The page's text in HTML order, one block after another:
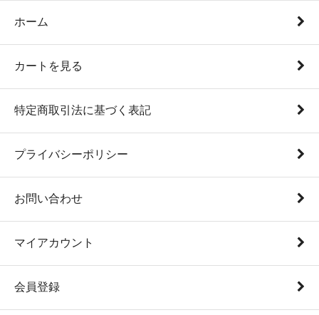
ホーム
カートを見る
特定商取引法に基づく表記
プライバシーポリシー
お問い合わせ
マイアカウント
会員登録